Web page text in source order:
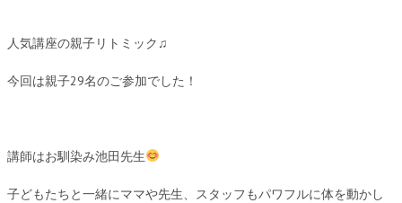
人気講座の親子リトミック♫
今回は親子29名のご参加でした！
講師はお馴染み池田先生
子どもたちと一緒にママや先生、スタッフもパワフルに体を動かし